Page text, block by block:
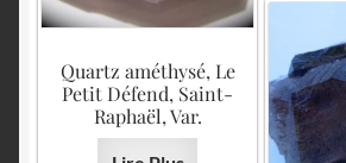
Quartz améthysé, Le
Petit Défend, Saint-
Raphaël, Var.